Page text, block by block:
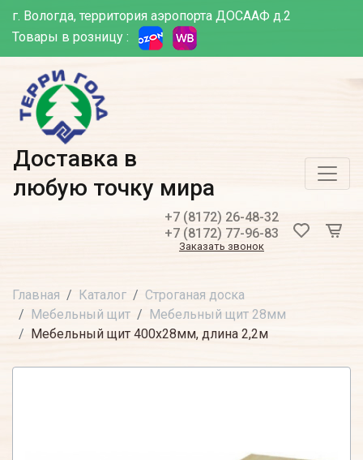
г. Вологда, территория аэропорта ДОСААФ д.2
Товары в розницу :
Доставка в
любую точку мира
+7 (8172) 26-48-32
+7 (8172) 77-96-83
Заказать звонок
Главная Каталог
Строганая доска
Мебельный щит
Мебельный щит 28мм
Мебельный щит 400х28мм, длина 2,2м